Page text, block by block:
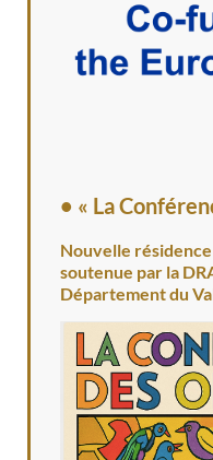
• « La
Nouvelle
soutenue par la
Département du